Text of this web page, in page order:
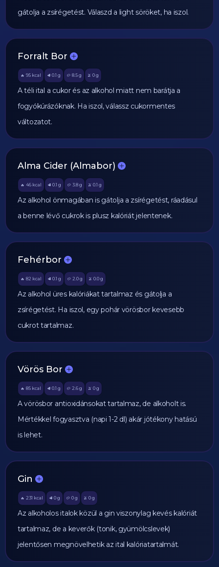
gátolja a zsírégetést. Válaszd a light söröket, ha iszol.
Forralt Bor
🔥 95 kcal 🥩 0.1 g 🥔 8.5 g 🫒 0g
A téli ital a cukor és az alkohol miatt nem barátja a
fogyókúrázóknak. Ha iszol, válassz cukormentes
változatot.
Alma Cider (Almabor)
🔥 46 kcal 🥩 0.1 g 🥔 3.8 g 🫒 0.1 g
Az alkohol önmagában is gátolja a zsírégetést, ráadásul
a benne lévő cukrok is plusz kalóriát jelentenek.
Fehérbor
🔥 82 kcal 🥩 0.1 g 🥔 2.0 g 🫒 0.0g
Az alkohol üres kalóriákat tartalmaz és gátolja a
zsírégetést. Ha iszol, egy pohár vörösbor kevesebb
cukrot tartalmaz.
Vörös Bor
🔥 85 kcal 🥩 0.1 g 🥔 2.6 g 🫒 0g
A vörösbor antioxidánsokat tartalmaz, de alkoholt is.
Mértékkel fogyasztva (napi 1-2 dl) akár jótékony hatású
is lehet.
Gin
🔥 231 kcal 🥩 0g 🥔 0 g 🫒 0g
Az alkoholos italok közül a gin viszonylag kevés kalóriát
tartalmaz, de a keverők (tonik, gyümölcslevek)
jelentősen megnövelhetik az ital kalóriatartalmát.